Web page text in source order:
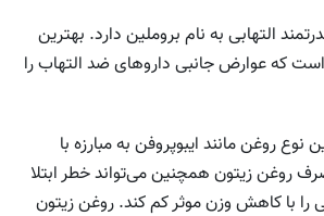
التهابی به نام بروملین دارد. بهترین
که عوارض جانبی داروهای ضد التهاب را
نوع روغن مانند ایبوپروفن به مبارزه با
روغن زیتون همچنین می‌تواند خطر ابتلا
را با کاهش وزن موثر کم کند. روغن زیتون